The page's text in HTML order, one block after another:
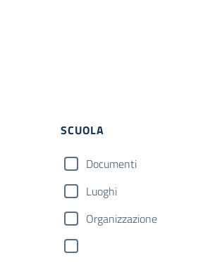
SCUOLA
Documenti
Luoghi
Organizzazione